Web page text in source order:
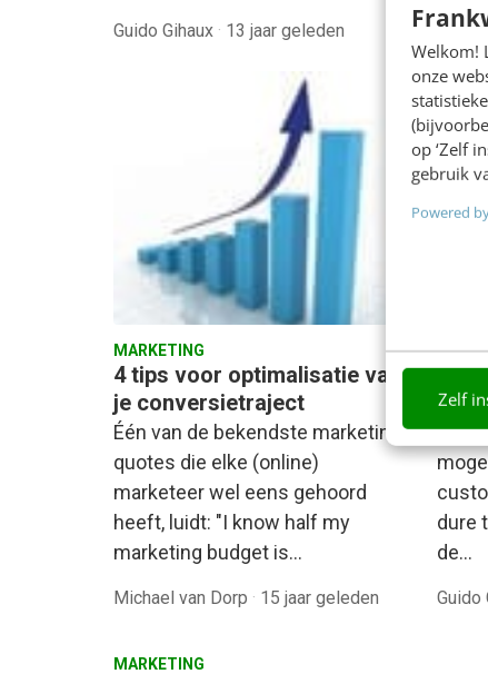
Welkom!
onze
op ‘Zelf
gebruik
Powered
Zelf
Guido Gihaux · 13 jaar geleden
MARKETING
4 tips voor optimalisatie van
je conversietraject
Één van de bekendste marketing
quotes die elke (online)
marketeer wel eens gehoord
heeft, luidt: "I know half my
marketing budget is…
Michael van Dorp · 15 jaar geleden
klant
Een
dure
de…
Guido
MARKETING